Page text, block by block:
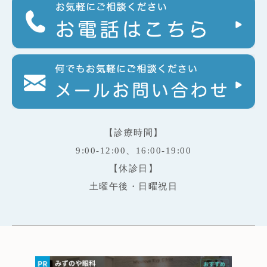
【診療時間】
9:00-12:00、16:00-19:00
【休診日】
土曜午後・日曜祝日